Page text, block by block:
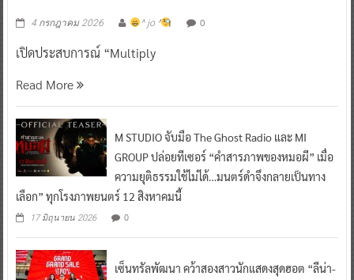
4 กรกฎาคม 2026 ^ jo ^ 0
เปิดประสบการณ์ “Multiply
Read More
M STUDIO จับมือ The Ghost Radio และ MI
GROUP ปล่อยทีเซอร์ “คำสารภาพของหมอผี” เมื่อ
ความยุติธรรมใช้ไม่ได้…มนตร์ดำจึงกลายเป็นทาง
เลือก” ทุกโรงภาพยนตร์ 12 สิงหาคมนี้
17 มิถุนายน 2026 0
เซ็นทรัลพัฒนา คว้าสองสาวนักแสดงสุดฮอต “ลีน่า-